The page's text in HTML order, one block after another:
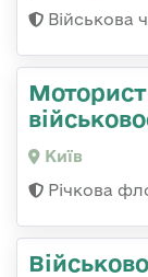
Військова
Київ
Річкова